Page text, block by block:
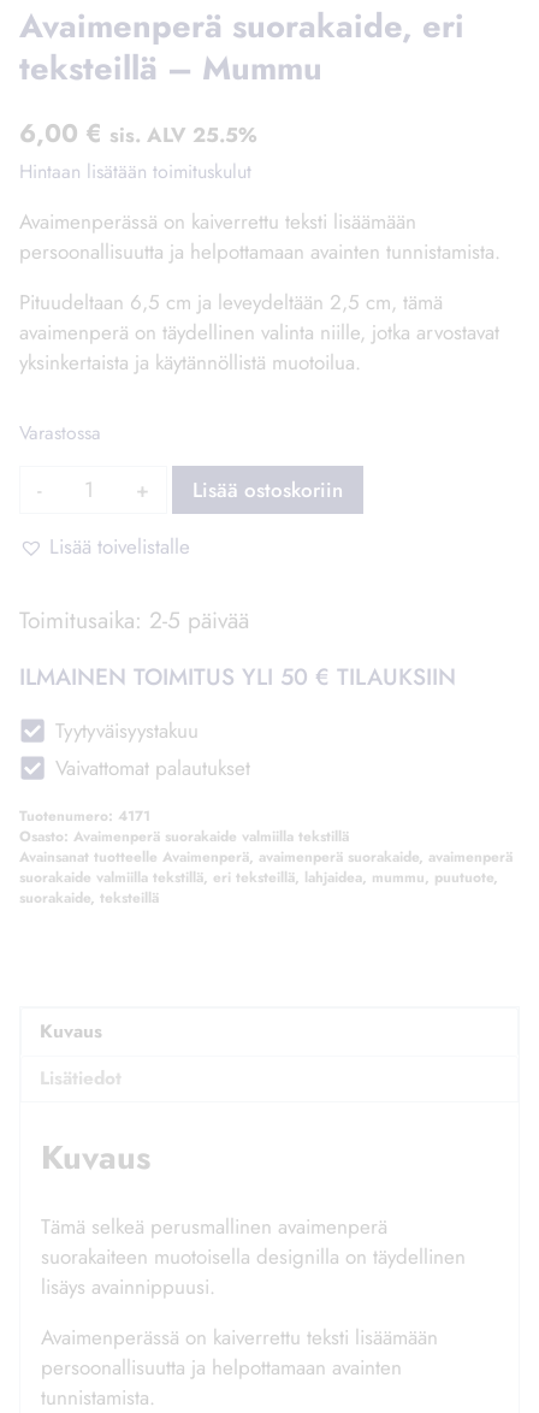
Avaimenperä suorakaide, eri
teksteillä – Mummu
6,00 € sis. ALV 25.5%
Hintaan lisätään toimituskulut
Avaimenperässä on kaiverrettu teksti lisäämään
persoonallisuutta ja helpottamaan avainten tunnistamista.
Pituudeltaan 6,5 cm ja leveydeltään 2,5 cm, tämä
avaimenperä on täydellinen valinta niille, jotka arvostavat
yksinkertaista ja käytännöllistä muotoilua.
Varastossa
Avaimenperä
eri
Mummu
määrä
Lisää ostoskoriin
Lisää toivelistalle
Toimitusaika: 2-5 päivää
ILMAINEN TOIMITUS YLI 50 € TILAUKSIIN
Tyytyväisyystakuu
Vaivattomat palautukset
Tuotenumero: 4171
Osasto: Avaimenperä suorakaide valmiilla tekstillä
Avainsanat tuotteelle Avaimenperä, avaimenperä suorakaide, avaimenperä
suorakaide valmiilla tekstillä, eri teksteillä, lahjaidea, mummu, puutuote,
suorakaide, teksteillä
Kuvaus
Lisätiedot
Kuvaus
Tämä selkeä perusmallinen avaimenperä
suorakaiteen muotoisella designilla on täydellinen
lisäys avainnippuusi.
Avaimenperässä on kaiverrettu teksti lisäämään
persoonallisuutta ja helpottamaan avainten
tunnistamista.